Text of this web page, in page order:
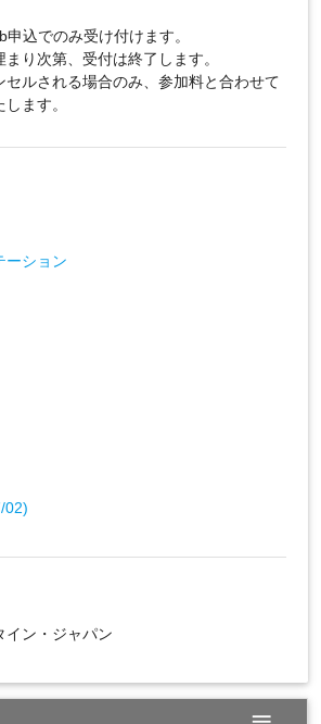
申込でのみ受け付けます。
まり次第、受付は終了します。
セルされる場合のみ、参加料と合わせて
ます。
ーション
02)
イン・ジャパン